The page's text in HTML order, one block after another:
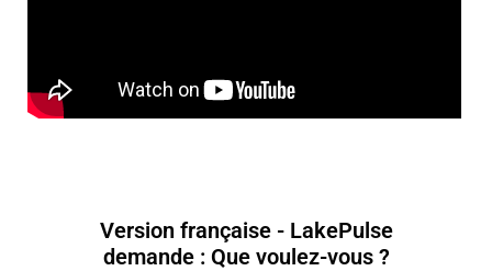
Version française - LakePulse
demande : Que voulez-vous ?